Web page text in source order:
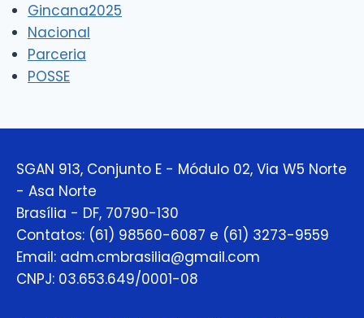
Gincana2025
Nacional
Parceria
POSSE
SGAN 913, Conjunto E - Módulo 02, Via W5 Norte
- Asa Norte
Brasília - DF, 70790-130
Contatos: (61) 98560-6087 e (61) 3273-9559
Email: adm.cmbrasilia@gmail.com
CNPJ: 03.653.649/0001-08